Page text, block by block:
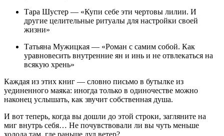
Тара Шустер — «Купи себе эти чертовы лилии. И
другие целительные ритуалы для настройки своей
жизни»
Татьяна Мужицкая — «Роман с самим собой. Как
уравновесить внутренние ян и инь и не отвлекаться на
всякую хрень»
Каждая из этих книг — словно письмо в бутылке из
уединенного маяка: иногда только в одиночестве можно
наконец услышать, как звучит собственная душа.
И вот теперь, когда вы дошли до этой строки, загляните на
миг внутрь себя… Не почувствовали ли вы чуть меньше